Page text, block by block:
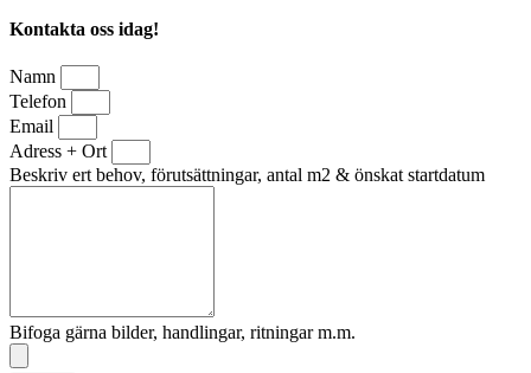
Kontakta oss idag!
Namn
Telefon
Email
Adress + Ort
Beskriv ert behov, förutsättningar, antal m2 & önskat startdatum
Bifoga gärna bilder, handlingar, ritningar m.m.